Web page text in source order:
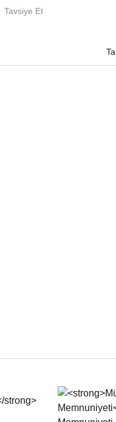
Tavsiye Et
noktaları öneri